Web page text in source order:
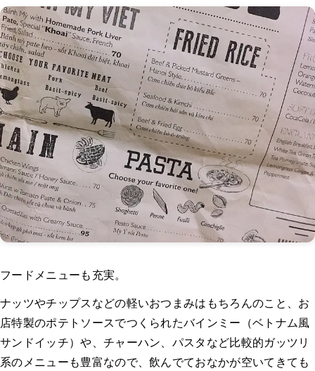
フードメニューも充実。
ナッツやチップスなどの軽いおつまみはもちろんのこと、お
店特製のポテトソースでつくられたバインミー（ベトナム風
サンドイッチ）や、チャーハン、パスタなど比較的ガッツリ
系のメニューも豊富なので、飲んでておなかが空いてきても